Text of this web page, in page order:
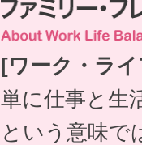
[ワーク・ラ
単に仕事と生
という意味で